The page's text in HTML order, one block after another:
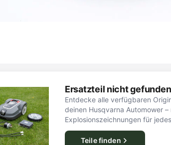
Ersatzteil nicht
Entdecke alle verfügbaren
deinen Husqvarna Automower –
Explosionszeichnungen für
Teile finden